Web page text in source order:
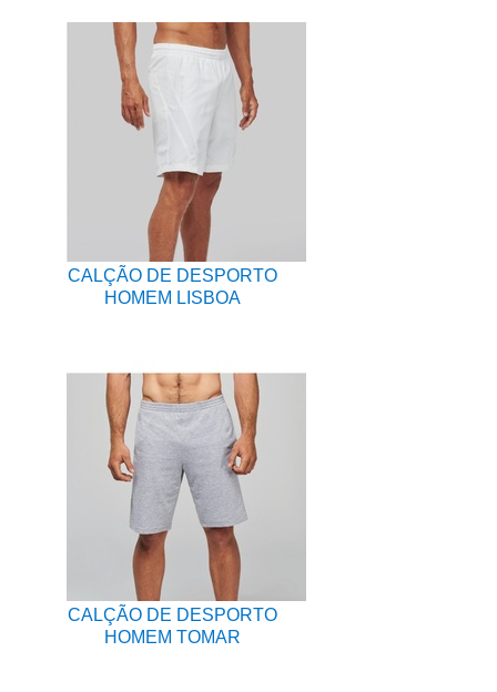
CALÇÃO DE DESPORTO
HOMEM LISBOA
CALÇÃO DE DESPORTO
HOMEM TOMAR